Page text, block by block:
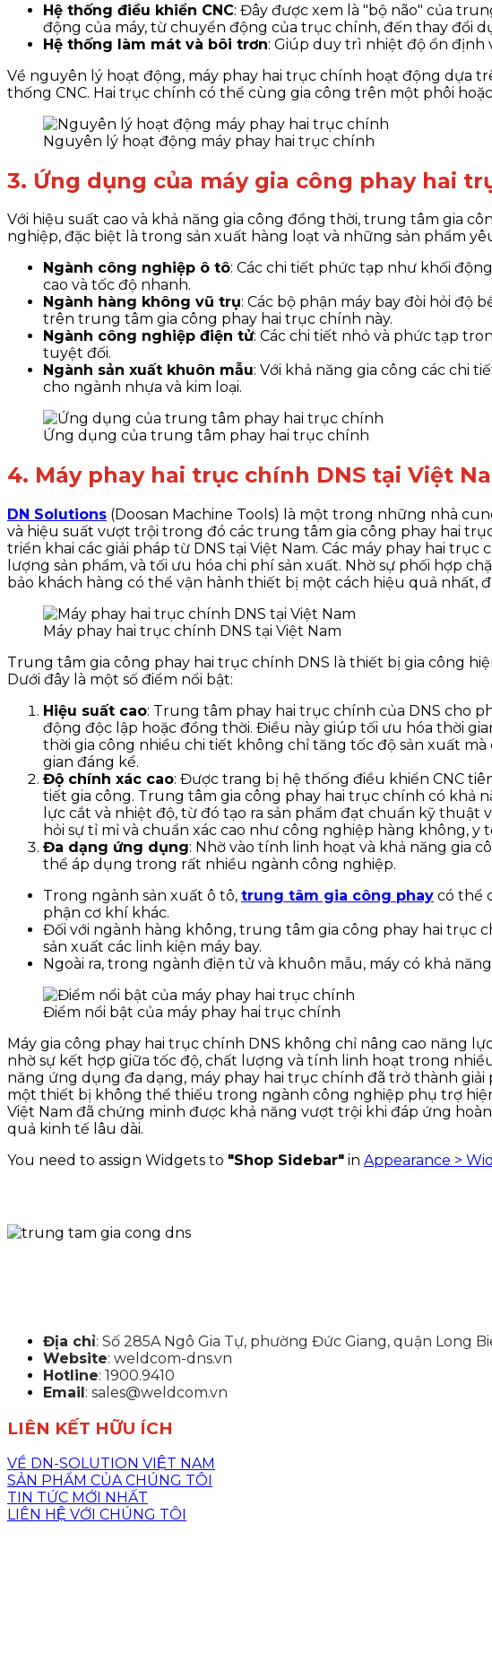
Hệ thống điều khiển CNC: Đây được xem là "bộ não" của
động của máy, từ chuyển động của trục chính, đến thay đổi
Hệ thống làm mát và bôi trơn: Giúp duy trì nhiệt độ ổn định
Về nguyên lý hoạt động, máy phay hai trục chính hoạt động dựa
thống CNC. Hai trục chính có thể cùng gia công trên một phôi
Nguyên lý hoạt động máy phay hai trục chính
3. Ứng dụng của máy gia công phay hai
Với hiệu suất cao và khả năng gia công đồng thời, trung tâm gia
nghiệp, đặc biệt là trong sản xuất hàng loạt và những sản phẩm
Ngành công nghiệp ô tô: Các chi tiết phức tạp như khối
cao và tốc độ nhanh.
Ngành hàng không vũ trụ: Các bộ phận máy bay đòi hỏi độ
trên trung tâm gia công phay hai trục chính này.
Ngành công nghiệp điện tử: Các chi tiết nhỏ và phức tạp
tuyệt đối.
Ngành sản xuất khuôn mẫu: Với khả năng gia công các chi
cho ngành nhựa và kim loại.
Ứng dụng của trung tâm phay hai trục chính
4. Máy phay hai trục chính DNS tại Việt
DN Solutions (Doosan Machine Tools) là một trong những nhà
và hiệu suất vượt trội trong đó các trung tâm gia công phay hai
triển khai các giải pháp từ DNS tại Việt Nam. Các máy phay hai
lượng sản phẩm, và tối ưu hóa chi phí sản xuất. Nhờ sự phối hợp
bảo khách hàng có thể vận hành thiết bị một cách hiệu quả
Máy phay hai trục chính DNS tại Việt Nam
Trung tâm gia công phay hai trục chính DNS là thiết bị gia công
Dưới đây là một số điểm nổi bật:
Hiệu suất cao: Trung tâm phay hai trục chính của DNS cho
động độc lập hoặc đồng thời. Điều này giúp tối ưu hóa thời
thời gia công nhiều chi tiết không chỉ tăng tốc độ sản xuất
gian đáng kể.
Độ chính xác cao: Được trang bị hệ thống điều khiển CNC
tiết gia công. Trung tâm gia công phay hai trục chính có khả
lực cắt và nhiệt độ, từ đó tạo ra sản phẩm đạt chuẩn kỹ
hỏi sự tỉ mỉ và chuẩn xác cao như công nghiệp hàng không, y
Đa dạng ứng dụng: Nhờ vào tính linh hoạt và khả năng gia
thể áp dụng trong rất nhiều ngành công nghiệp.
Trong ngành sản xuất ô tô, trung tâm gia công phay có thể
phận cơ khí khác.
Đối với ngành hàng không, trung tâm gia công phay hai trục
sản xuất các linh kiện máy bay.
Ngoài ra, trong ngành điện tử và khuôn mẫu, máy có khả
Điểm nổi bật của máy phay hai trục chính
Máy gia công phay hai trục chính DNS không chỉ nâng cao năng
nhờ sự kết hợp giữa tốc độ, chất lượng và tính linh hoạt trong
năng ứng dụng đa dạng, máy phay hai trục chính đã trở thành
một thiết bị không thể thiếu trong ngành công nghiệp phụ trợ
Việt Nam đã chứng minh được khả năng vượt trội khi đáp ứng
quả kinh tế lâu dài.
You need to assign Widgets to "Shop Sidebar" in Appearance >
Địa chỉ: Số 285A Ngô Gia Tự, phường Đức Giang, quận Long
Website: weldcom-dns.vn
Hotline: 1900.9410
Email: sales@weldcom.vn
LIÊN KẾT HỮU ÍCH
VỀ DN-SOLUTION VIỆT NAM
SẢN PHẨM CỦA CHÚNG TÔI
TIN TỨC MỚI NHẤT
LIÊN HỆ VỚI CHÚNG TÔI